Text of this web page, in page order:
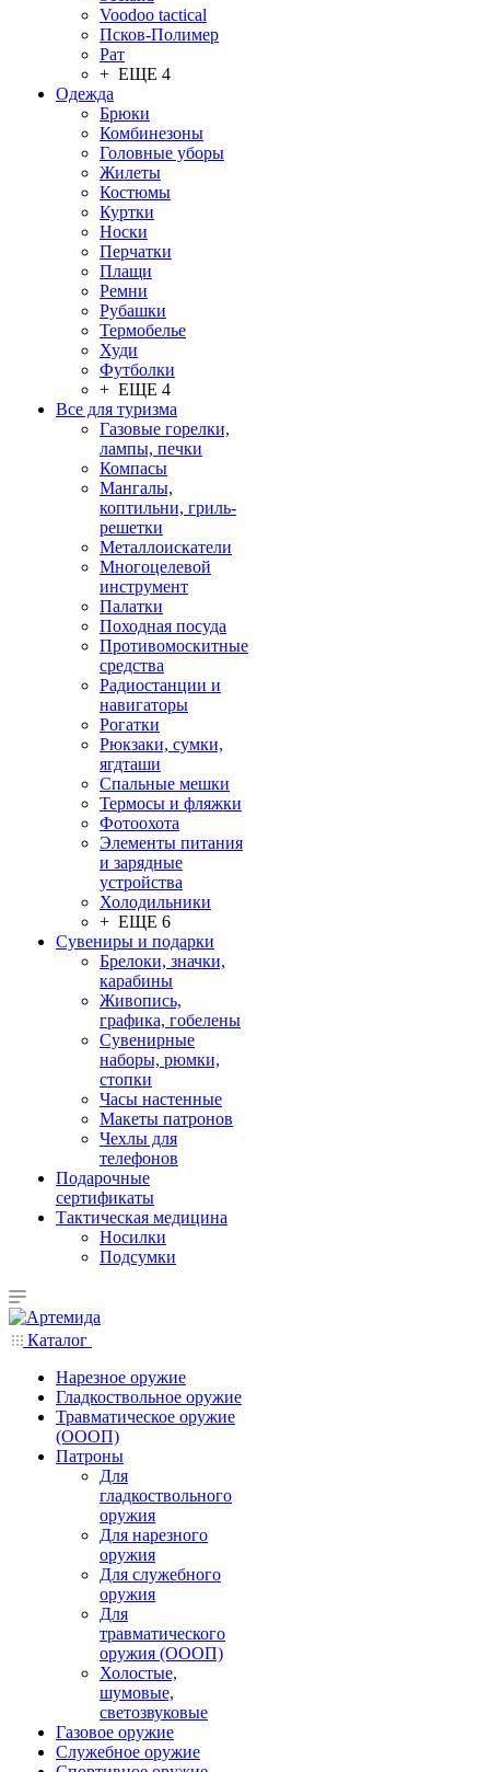
Voodoo tactical
Псков-Полимер
Рат
+ ЕЩЕ 4
Одежда
Брюки
Комбинезоны
Головные уборы
Жилеты
Костюмы
Куртки
Носки
Перчатки
Плащи
Ремни
Рубашки
Термобелье
Худи
Футболки
+ ЕЩЕ 4
Все для туризма
Газовые горелки,
лампы, печки
Компасы
Мангалы,
коптильни, гриль-
решетки
Металлоискатели
Многоцелевой
инструмент
Палатки
Походная посуда
Противомоскитные
средства
Радиостанции и
навигаторы
Рогатки
Рюкзаки, сумки,
ягдташи
Спальные мешки
Термосы и фляжки
Фотоохота
Элементы питания
и зарядные
устройства
Холодильники
+ ЕЩЕ 6
Сувениры и подарки
Брелоки, значки,
карабины
Живопись,
графика, гобелены
Сувенирные
наборы, рюмки,
стопки
Часы настенные
Макеты патронов
Чехлы для
телефонов
Подарочные
сертификаты
Тактическая медицина
Носилки
Подсумки
Каталог
Нарезное оружие
Гладкоствольное оружие
Травматическое оружие
(ОООП)
Патроны
Для
гладкоствольного
оружия
Для нарезного
оружия
Для служебного
оружия
Для
травматического
оружия (ОООП)
Холостые,
шумовые,
светозвуковые
Газовое оружие
Служебное оружие